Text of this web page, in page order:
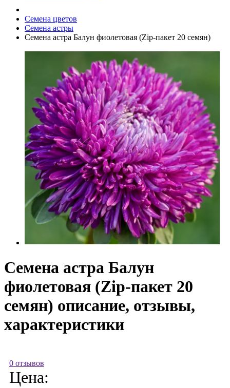
Семена цветов
Семена астры
Семена астра Балун фиолетовая (Zip-пакет 20 семян)
Семена астра Балун
фиолетовая (Zip-пакет 20
семян) описание, отзывы,
характеристики
0 отзывов
Цена: